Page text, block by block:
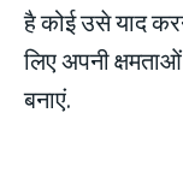
है कोई उसे याद
लिए अपनी
बनाएं.